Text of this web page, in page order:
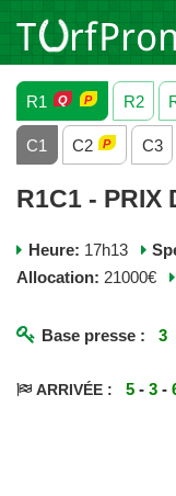
R1
R2
C1 C2 C3
Heure: 17h13
Allocation: 21000€
Base presse : 3
ARRIVÉE : 5 -3 -